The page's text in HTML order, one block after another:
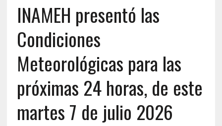
INAMEH presentó las
Condiciones
Meteorológicas para las
próximas 24 horas, de este
martes 7 de julio 2026